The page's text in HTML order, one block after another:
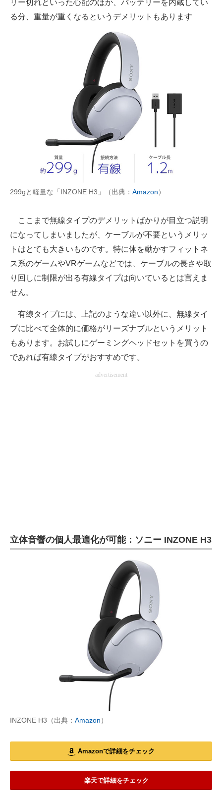
リー切れといった心配のほか、バッテリーを内蔵してい
る分、重量が重くなるというデメリットもあります
299gと軽量な「INZONE H3」（出典： Amazon）
ここまで無線タイプのデメリットばかりが目立つ説明
になってしまいましたが、ケーブルが不要というメリッ
トはとても大きいものです。特に体を動かすフィットネ
ス系のゲームやVRゲームなどでは、ケーブルの長さや取
り回しに制限が出る有線タイプは向いているとは言えま
せん。
有線タイプには、上記のような違い以外に、無線タイ
プに比べて全体的に価格がリーズナブルというメリット
もあります。お試しにゲーミングヘッドセットを買うの
であれば有線タイプがおすすめです。
advertisement
立体音響の個人最適化が可能：ソニー INZONE H3
INZONE H3（出典： Amazon）
Amazonで詳細をチェック
楽天で詳細をチェック